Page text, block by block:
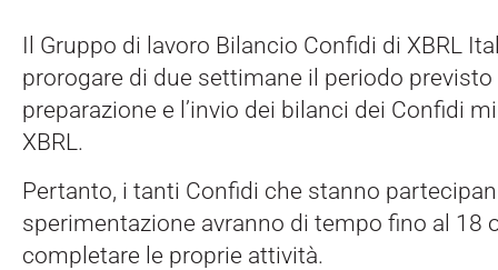
Il Gruppo di lavoro Bilancio Confidi di XBRL
prorogare di due settimane il periodo previsto
preparazione e l’invio dei bilanci dei Confidi
XBRL.
Pertanto, i tanti Confidi che stanno
sperimentazione avranno di tempo fino al 18
completare le proprie attività.